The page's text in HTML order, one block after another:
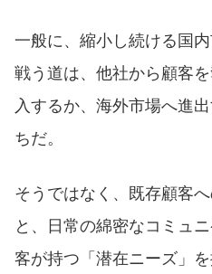
一般に、縮小し続ける国
戦う道は、他社から顧客
入するか、海外市場へ進
ちだ。
そうではなく、既存顧客
と、日常の綿密なコミュ
客が持つ「潜在ニーズ」